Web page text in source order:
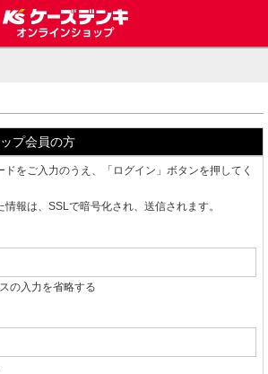
プ会員の方
ドをご入力のうえ、「ログイン」ボタンを押してく
報は、SSLで暗号化され、送信されます。
の入力を省略する